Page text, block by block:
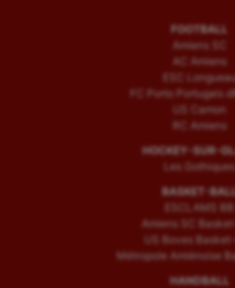
FOOTBALL
Amiens SC
AC Amiens
ESC Longueau
FC Porto Portugais
US Camon
RC Amiens
HOCKEY-SUR-
Les Gothiques
BASKET-BALL
ESCLAMS BB
Amiens SC
US Boves
Métropole Amiénoise
HANDBALL